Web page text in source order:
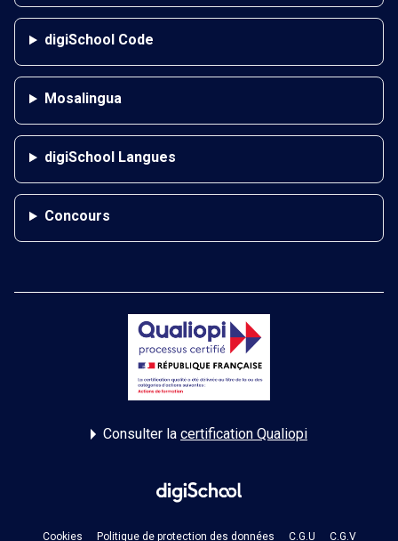
digiSchool Code
Mosalingua
digiSchool Langues
Concours
Consulter la certification Qualiopi
Cookies Politique de protection des données C.G.U C.G.V